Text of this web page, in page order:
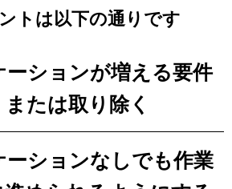
トは以下の通りです
ーションが増える要件
たは取り除く
ーションなしでも作業